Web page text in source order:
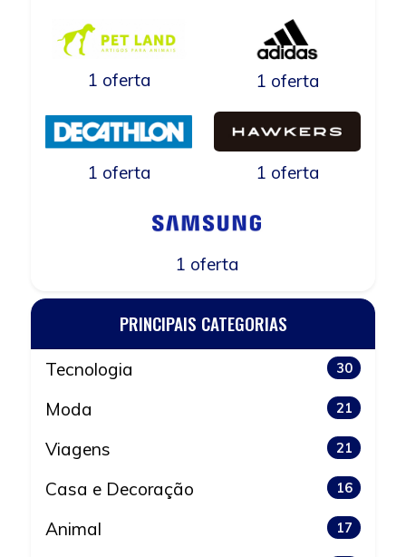
1 oferta 1 oferta
1 oferta 1 oferta
1 oferta
PRINCIPAIS CATEGORIAS
Tecnologia 30
Moda 21
Viagens 21
Casa e Decoração 16
Animal 17